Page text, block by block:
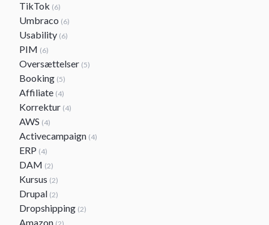
TikTok (6)
Umbraco (6)
Usability (6)
PIM (6)
Oversættelser (5)
Booking (5)
Affiliate (4)
Korrektur (4)
AWS (4)
Activecampaign (4)
ERP (4)
DAM (2)
Kursus (2)
Drupal (2)
Dropshipping (2)
Amazon